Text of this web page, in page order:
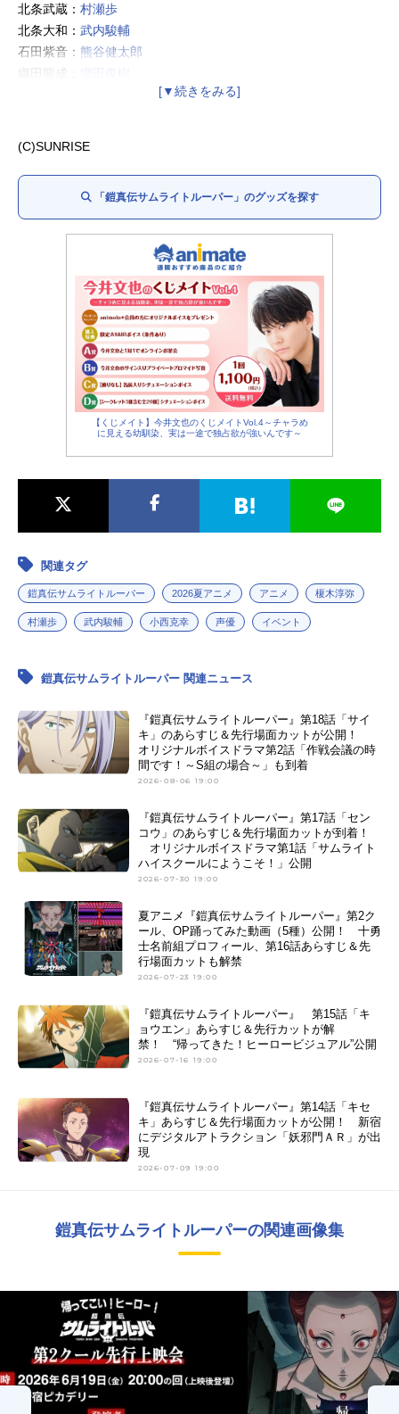
北条武蔵： 村瀬歩
北条大和： 武内駿輔
石田紫音： 熊谷健太郎
織田龍成：
羽柴当麻：野島裕史
置鮎龍太郎
毛利 伸：佐々木望
佐藤拓也
鳥海浩輔
カマノスケ：寺島拓篤
セイカイニュードー：杉田智和
イサニュードー：天﨑滉平
鈴村健一
アナヤマ：沢城千春
竹内良太
カケイ：遠藤大智
モチヅキ：熊谷俊輝
ヤシマノサグメ：
坂本真綾
シメイ：遠藤綾
ガイメイ：白熊寛嗣
(C)SUNRISE
「鎧真伝サムライトルーパー」のグッズを探す
【くじメイト】今井文也のくじメイトVol.4～チャラめ
に見える幼馴染、実は一途で独占欲が強いんです～
関連タグ
鎧真伝サムライトルーパー 2026夏アニメ アニメ 榎木淳弥
村瀬歩 武内駿輔 小西克幸 声優 イベント
鎧真伝サムライトルーパー 関連ニュース
『鎧真伝サムライトルーパー』第18話「サイ
キ」のあらすじ＆先行場面カットが公開！
オリジナルボイスドラマ第2話「作戦会議の時
間です！～S組の場合～」も到着
2026-08-06 19:00
『鎧真伝サムライトルーパー』第17話「セン
コウ」のあらすじ＆先行場面カットが到着！
オリジナルボイスドラマ第1話「サムライト
ハイスクールにようこそ！」公開
2026-07-30 19:00
夏アニメ『鎧真伝サムライトルーパー』第2ク
ール、OP踊ってみた動画（5種）公開！ 十勇
士名前組プロフィール、第16話あらすじ＆先
行場面カットも解禁
2026-07-23 19:00
『鎧真伝サムライトルーパー』 第15話「キ
ョウエン」あらすじ＆先行カットが解
禁！ “帰ってきた！ヒーロービジュアル”公開
2026-07-16 19:00
『鎧真伝サムライトルーパー』第14話「キセ
キ」あらすじ＆先行場面カットが公開！ 新宿
にデジタルアトラクション「妖邪門ＡＲ」が出
現
2026-07-09 19:00
鎧真伝サムライトルーパーの関連画像集